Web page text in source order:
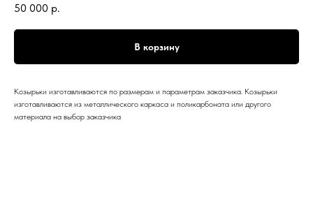
50 000 р.
В корзину
Козырьки изготавливаются по размерам и параметрам заказчика. Козырьки
изготавливаются из металлического каркаса и поликарбоната или другого
материала на выбор заказчика